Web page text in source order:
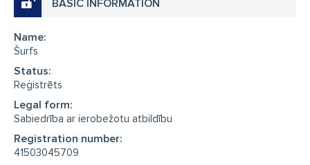
BASIC INFORMATION
Name:
Šurfs
Status:
Reģistrēts
Legal form:
Sabiedrība ar ierobežotu atbildību
Registration number:
41503045709